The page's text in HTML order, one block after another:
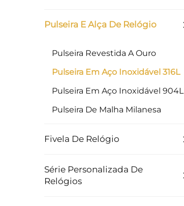
Pulseira E Alça De Relógio
Pulseira Revestida A Ouro
Pulseira Em Aço Inoxidável 316L
Pulseira Em Aço Inoxidável 904L
Pulseira De Malha Milanesa
Fivela De Relógio
Série Personalizada De
Relógios